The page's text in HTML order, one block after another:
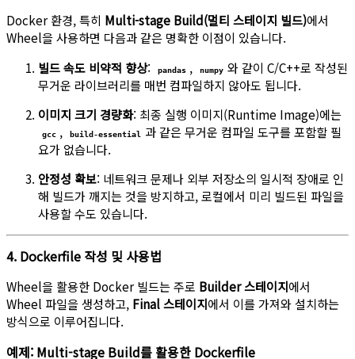
Docker 환경, 특히 Multi-stage Build(멀티 스테이지 빌드)에서
Wheel을 사용하면 다음과 같은 명확한 이점이 있습니다.
빌드 속도 비약적 향상: pandas , numpy 와 같이 C/C++로 작성된
무거운 라이브러리를 매번 컴파일하지 않아도 됩니다.
이미지 크기 경량화: 최종 실행 이미지(Runtime Image)에는
gcc , build-essential
과 같은 무거운 컴파일 도구를 포함할 필
요가 없습니다.
안정성 확보: 네트워크 문제나 외부 저장소의 일시적 장애로 인
해 빌드가 깨지는 것을 방지하고, 로컬에서 미리 빌드된 파일을
사용할 수도 있습니다.
4. Dockerfile 작성 및 사용법
Wheel을 활용한 Docker 빌드는 주로 Builder 스테이지에서
Wheel 파일을 생성하고, Final 스테이지에서 이를 가져와 설치하는
방식으로 이루어집니다.
예제: Multi-stage Build를 활용한 Dockerfile